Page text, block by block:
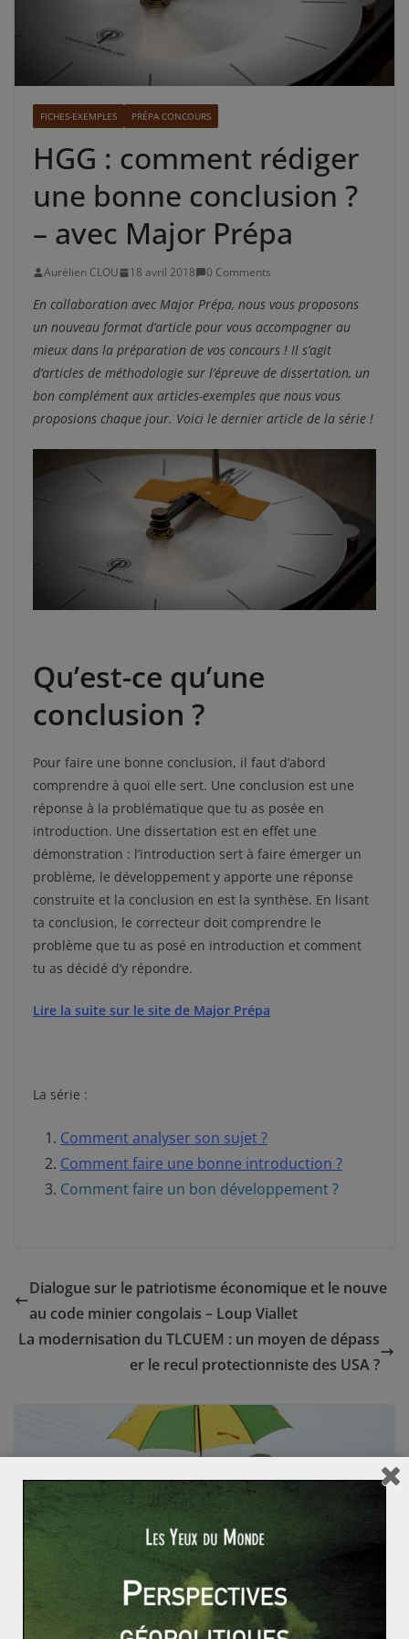
FICHES-EXEMPLES PRÉPA CONCOURS
HGG : comment rédiger
une bonne conclusion ?
– avec Major Prépa
Aurélien CLOU 18 avril 2018 0 Comments
En collaboration avec Major Prépa, nous vous proposons
un nouveau format d’article pour vous accompagner au
mieux dans la préparation de vos concours ! Il s’agit
d’articles de méthodologie sur l’épreuve de dissertation, un
bon complément aux articles-exemples que nous vous
proposions chaque jour. Voici le dernier article de la série !
Qu’est-ce qu’une
conclusion ?
Pour faire une bonne conclusion, il faut d’abord
comprendre à quoi elle sert. Une conclusion est une
réponse à la problématique que tu as posée en
introduction. Une dissertation est en effet une
démonstration : l’introduction sert à faire émerger un
problème, le développement y apporte une réponse
construite et la conclusion en est la synthèse. En lisant
ta conclusion, le correcteur doit comprendre le
problème que tu as posé en introduction et comment
tu as décidé d’y répondre.
Lire la suite sur le site de Major Prépa
La série :
Comment analyser son sujet ?
Comment faire une bonne introduction ?
Comment faire un bon développement ?
Dialogue sur le patriotisme économique et le nouve
au code minier congolais – Loup Viallet
La modernisation du TLCUEM : un moyen de dépass
er le recul protectionniste des USA ?